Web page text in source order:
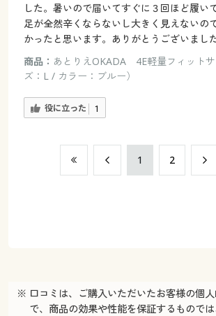
した。暑いので届いてすぐに３回ほど履い
足が全然辛くならないし大きく見えないの
かったと思います。ありがとうございました
商品： あとりえOKADA 4E軽量フィットサ
ズ：L / カラー：ブルー）
役に立った 1
​1 ​2
※ 口コミは、ご購入いただいたお客様の個
で、商品の効果や性能を保証するものでは